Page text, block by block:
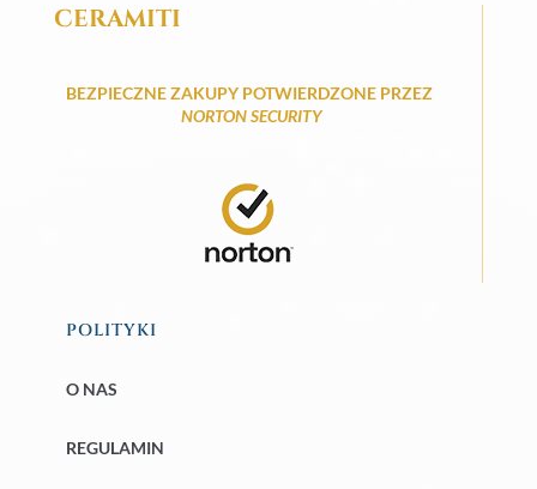
CERAMITI
BEZPIECZNE ZAKUPY POTWIERDZONE PRZEZ
NORTON SECURITY
POLITYKI
O NAS
REGULAMIN